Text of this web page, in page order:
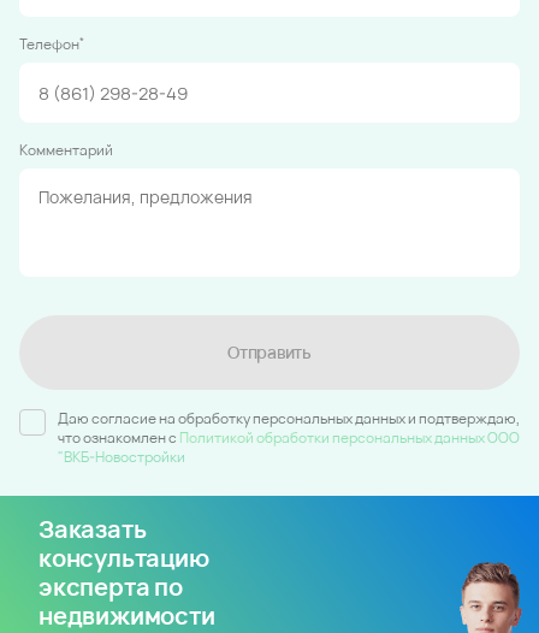
Телефон*
Комментарий
Отправить
Даю согласие на обработку персональных данных и подтверждаю,
что ознакомлен c Политикой обработки персональных данных ООО
"ВКБ-Новостройки
Заказать
консультацию
эксперта по
недвижимости